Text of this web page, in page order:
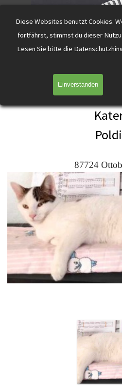
Diese Websites benutzt Cookies.
fortfährst, stimmst du dieser
Lesen Sie bitte die
Einverstanden
Direkt zum Seiteninhalt
Poldi Ottobeuren getigert mit
Poldi
87724